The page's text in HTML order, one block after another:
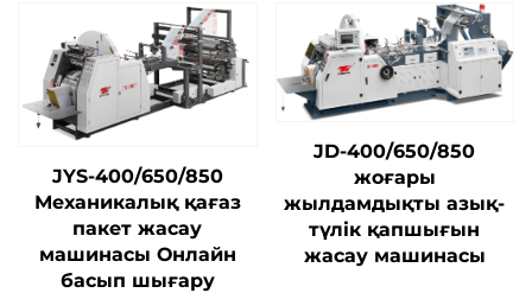
JYS-400/650/850
Механикалық қағаз
пакет жасау
машинасы Онлайн
басып шығару
JD-400/650/850
жоғары
жылдамдықты азық-
түлік қапшығын
жасау машинасы